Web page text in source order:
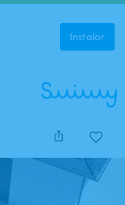
Instalar